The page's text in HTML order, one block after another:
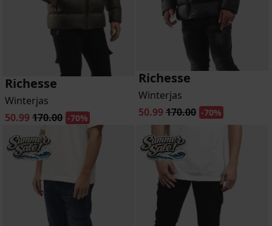
Richesse
Winterjas
50.99170.00 -70%
Richesse
Winterjas
50.99170.00 -70%